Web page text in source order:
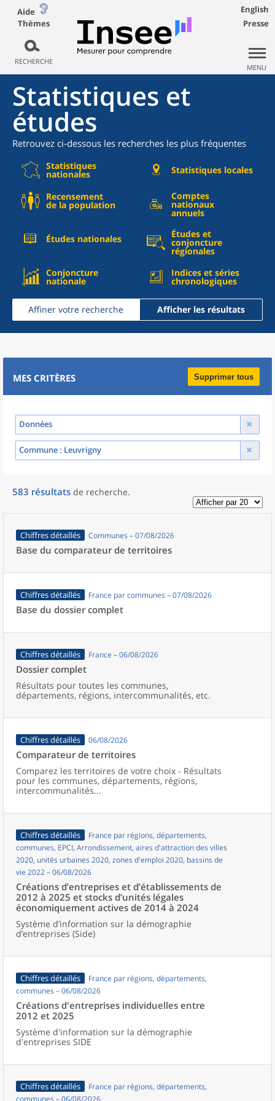
Aide
Thèmes
RECHERCHE
English
Presse
MENU
Statistiques et
études
Retrouvez ci-dessous les recherches les plus fréquentes
Statistiques
nationales Statistiques locales
Recensement
de la population
Comptes
nationaux
annuels
Études nationales Études et
conjoncture
régionales
Conjoncture
nationale
Indices et séries
chronologiques
Affiner votre recherche Afficher les résultats
MES CRITÈRES Supprimer tous
Données
Commune : Leuvrigny
583 résultats de recherche.
Chiffres détaillés Communes – 07/08/2026
Base du comparateur de territoires
Chiffres détaillés France par communes – 07/08/2026
Base du dossier complet
Chiffres détaillés France – 06/08/2026
Dossier complet
Résultats pour toutes les communes,
départements, régions, intercommunalités, etc.
Chiffres détaillés 06/08/2026
Comparateur de territoires
Comparez les territoires de votre choix - Résultats
pour les communes, départements, régions,
intercommunalités...
Chiffres détaillés
France par régions, départements,
communes, EPCI, Arrondissement, aires d'attraction des villes
2020, unités urbaines 2020, zones d'emploi 2020, bassins de
vie 2022 – 06/08/2026
Créations d’entreprises et d’établissements de
2012 à 2025 et stocks d’unités légales
économiquement actives de 2014 à 2024
Système d’information sur la démographie
d’entreprises (Side)
Chiffres détaillés
France par régions, départements,
communes – 06/08/2026
Créations d'entreprises individuelles entre
2012 et 2025
Système d'information sur la démographie
d'entreprises SIDE
Chiffres détaillés
France par régions, départements,
communes – 06/08/2026